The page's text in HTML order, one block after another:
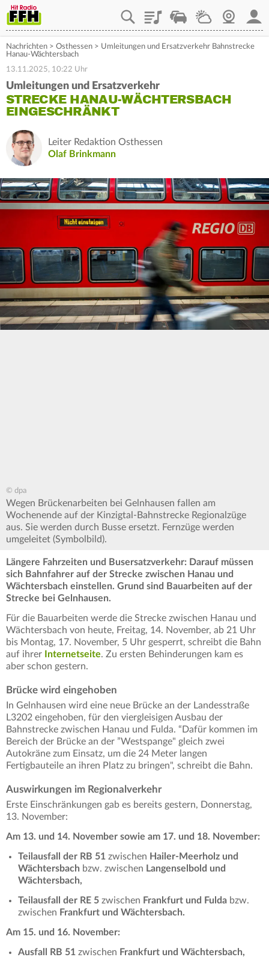
PlaylistStaupilotWetterWebcam
Nachrichten > Osthessen > Umleitungen und Ersatzverkehr Bahnstrecke
Hanau-Wächtersbach
13.11.2025, 10:22 Uhr
Umleitungen und Ersatzverkehr
STRECKE HANAU-WÄCHTERSBACH
EINGESCHRÄNKT
Leiter Redaktion Osthessen
Olaf Brinkmann
© dpa
Wegen Brückenarbeiten bei Gelnhausen fallen am
Wochenende auf der Kinzigtal-Bahnstrecke Regionalzüge
aus. Sie werden durch Busse ersetzt. Fernzüge werden
umgeleitet (Symbolbild).
Längere Fahrzeiten und Busersatzverkehr: Darauf müssen
sich Bahnfahrer auf der Strecke zwischen Hanau und
Wächtersbach einstellen. Grund sind Bauarbeiten auf der
Strecke bei Gelnhausen.
Für die Bauarbeiten werde die Strecke zwischen Hanau und
Wächtersbach von heute, Freitag, 14. November, ab 21 Uhr
bis Montag, 17. November, 5 Uhr gesperrt, schreibt die Bahn
auf ihrer
Internetseite. Zu ersten Behinderungen kam es
aber schon gestern.
Brücke wird eingehoben
In Gelnhausen wird eine neue Brücke an der Landesstraße
L3202 eingehoben, für den viergleisigen Ausbau der
Bahnstrecke zwischen Hanau und Fulda. “Dafür kommen im
Bereich der Brücke an der ”Westspange" gleich zwei
Autokräne zum Einsatz, um die 24 Meter langen
Fertigbauteile an ihren Platz zu bringen", schreibt die Bahn.
Auswirkungen im Regionalverkehr
Erste Einschränkungen gab es bereits gestern, Donnerstag,
13. November:
Am 13. und 14. November sowie am 17. und 18. November:
Teilausfall der RB 51 zwischen Hailer-Meerholz und
Wächtersbach bzw. zwischen Langenselbold und
Wächtersbach,
Teilausfall der RE 5 zwischen Frankfurt und Fulda bzw.
zwischen Frankfurt und Wächtersbach.
Am 15. und 16. November:
Ausfall RB 51 zwischen Frankfurt und Wächtersbach,